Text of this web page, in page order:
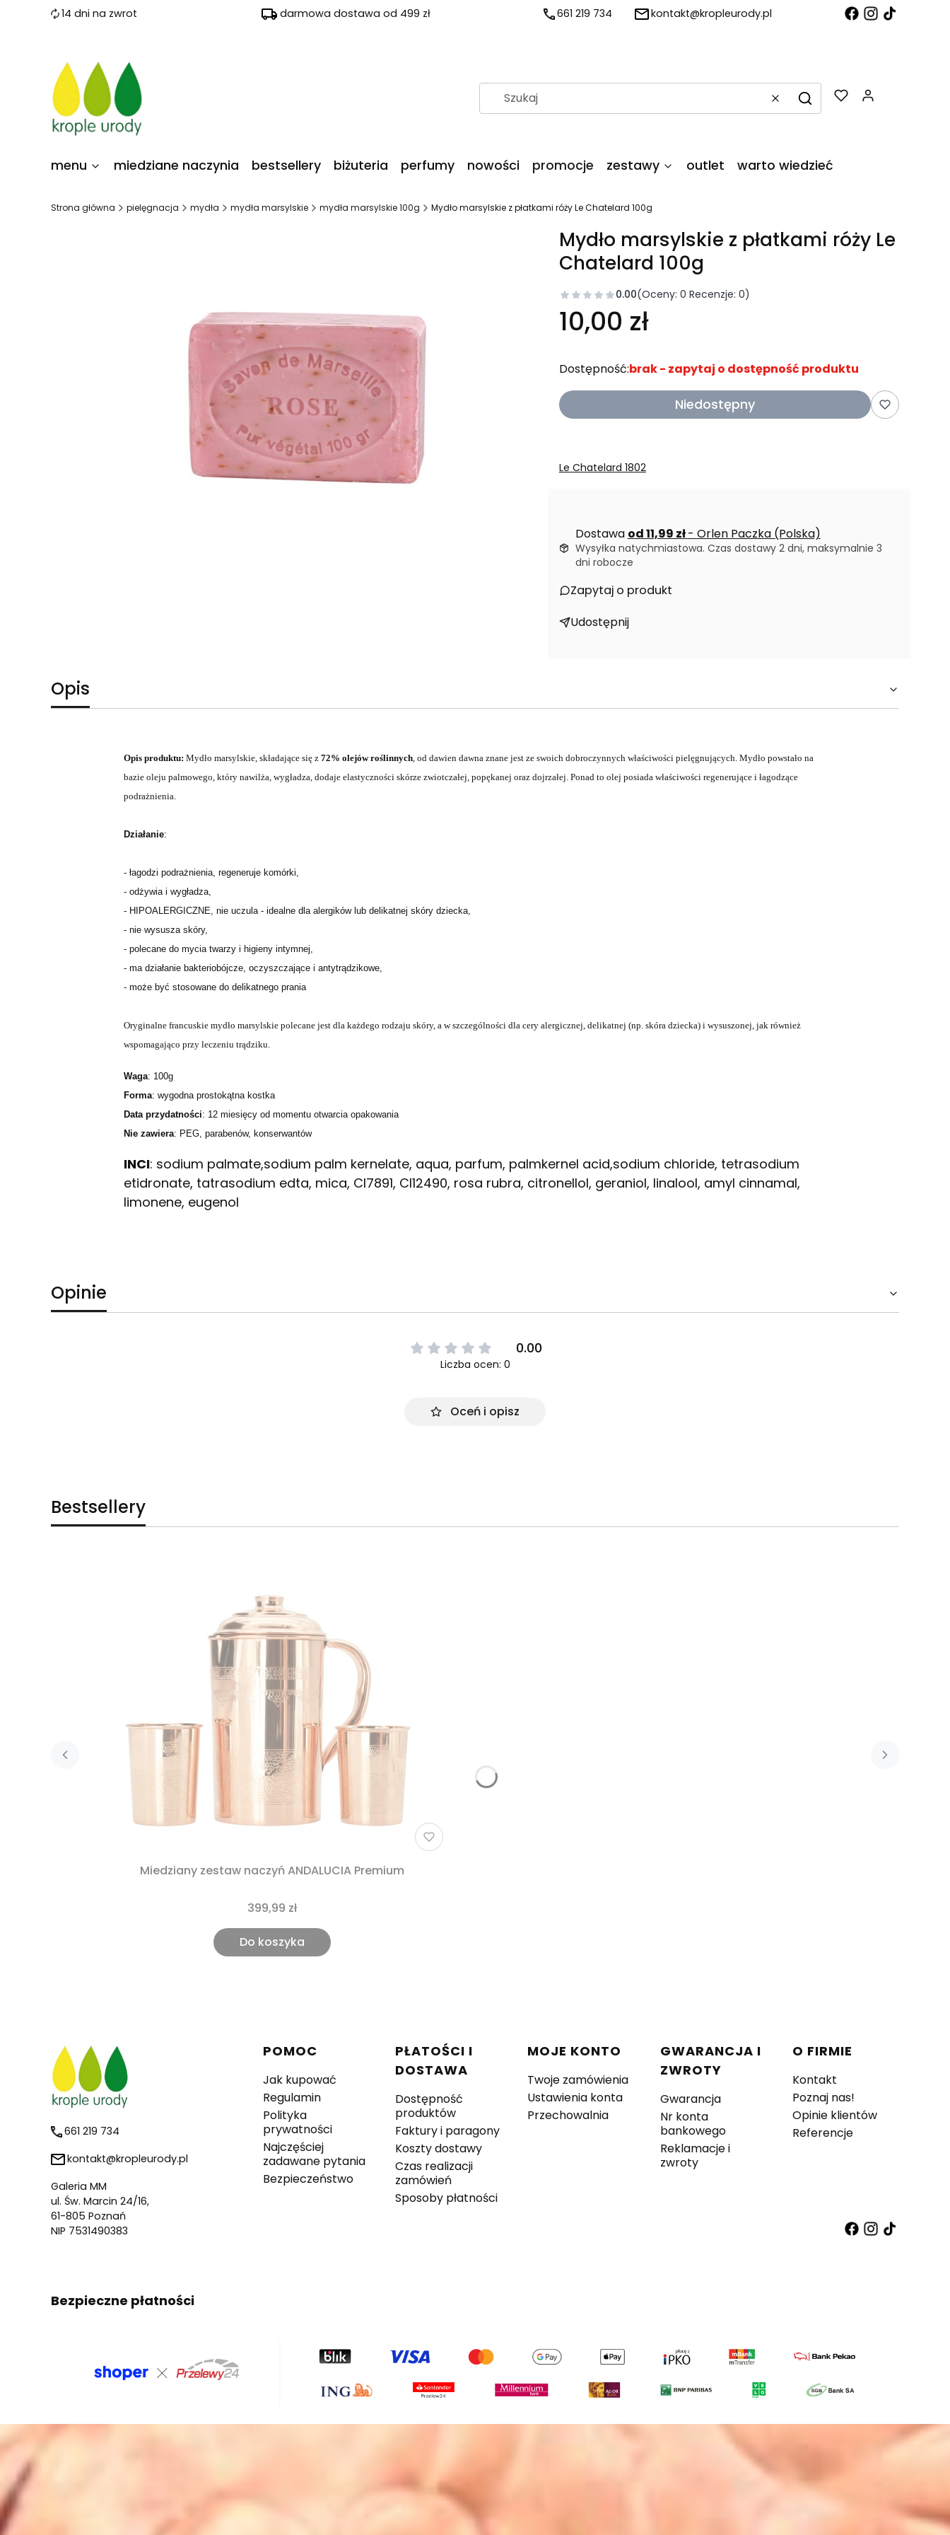
14 dni na zwrot darmowa dostawa od 499 zł 661 219 734 kontakt@kropleurody.pl
WyczyśćSzukaj
menu miedziane naczynia bestsellery biżuteria perfumy nowości promocje zestawy outlet warto wiedzieć
Strona główna pielęgnacja mydła mydła marsylskie mydła marsylskie 100g Mydło marsylskie z płatkami róży Le Chatelard 100g
Mydło marsylskie z płatkami róży Le
Chatelard 100g
0.00(Oceny: 0 Recenzje: 0)
10,00 zł
Dostępność:brak - zapytaj o dostępność produktu
Niedostępny
Le Chatelard 1802
Dostawa od 11,99 zł- Orlen Paczka (Polska)
Wysyłka natychmiastowa. Czas dostawy 2 dni, maksymalnie 3
dni robocze
Zapytaj o produkt
Udostępnij
Opis
Opis produktu: Mydło marsylskie, składające się z 72% olejów roślinnych, od dawien dawna znane jest ze swoich dobroczynnych właściwości pielęgnujących. Mydło powstało na
bazie oleju palmowego, który nawilża, wygładza, dodaje elastyczności skórze zwiotczałej, popękanej oraz dojrzałej. Ponad to olej posiada właściwości regenerujące i łagodzące
podrażnienia.
Działanie:
- łagodzi podrażnienia, regeneruje komórki,
- odżywia i wygładza,
- HIPOALERGICZNE, nie uczula - idealne dla alergików lub delikatnej skóry dziecka,
- nie wysusza skóry,
- polecane do mycia twarzy i higieny intymnej,
- ma działanie bakteriobójcze, oczyszczające i antytrądzikowe,
- może być stosowane do delikatnego prania
Oryginalne francuskie mydło marsylskie polecane jest dla każdego rodzaju skóry, a w szczególności dla cery alergicznej, delikatnej (np. skóra dziecka) i wysuszonej, jak również
wspomagająco przy leczeniu trądziku.
Waga: 100g
Forma: wygodna prostokątna kostka
Data przydatności: 12 miesięcy od momentu otwarcia opakowania
Nie zawiera: PEG, parabenów, konserwantów
INCI: sodium palmate,sodium palm kernelate, aqua, parfum, palmkernel acid,sodium chloride, tetrasodium
etidronate, tatrasodium edta, mica, CI7891, CI12490, rosa rubra, citronellol, geraniol, linalool, amyl cinnamal,
limonene, eugenol
Opinie
0.00
Liczba ocen: 0
Oceń i opisz
Bestsellery
Miedziany zestaw naczyń ANDALUCIA Premium
399,99 zł
Do koszyka
661 219 734
kontakt@kropleurody.pl
Galeria MM
ul. Św. Marcin 24/16,
61-805 Poznań
NIP 7531490383
Linki w stopce
POMOC
Jak kupować
Regulamin
Polityka
prywatności
Najczęściej
zadawane pytania
Bezpieczeństwo
PŁATOŚCI I
DOSTAWA
Dostępność
produktów
Faktury i paragony
Koszty dostawy
Czas realizacji
zamówień
Sposoby płatności
MOJE KONTO
Twoje zamówienia
Ustawienia konta
Przechowalnia
GWARANCJA I
ZWROTY
Gwarancja
Nr konta
bankowego
Reklamacje i
zwroty
O FIRMIE
Kontakt
Poznaj nas!
Opinie klientów
Referencje
Bezpieczne płatności